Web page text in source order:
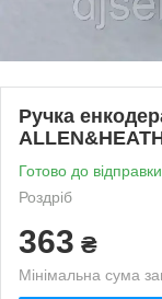
Ручка
Готово до
Роздріб
363 ₴
Мінімальна сума